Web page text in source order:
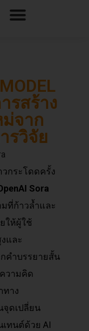
รสร้าง
จาก
รวิจัย
กระโดดครั้ง
Sora
ที่ก้าวล้ำและ
ให้ผู้ใช้
และ
คำบรรยายสั้น
วามคิด
ทาง
จุดเปลี่ยน
ทนต์ด้วย AI